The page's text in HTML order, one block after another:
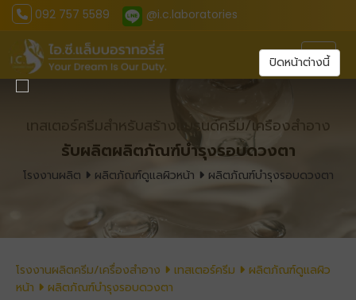
092 757 5589 @i.c.laboratories
เทสเตอร์ครีมสำหรับสร้างแบรนด์ครีม/เครืองสำอาง
รับผลิตผลิตภัณฑ์บำรุงรอบดวงตา
โรงงานผลิต ผลิตภัณฑ์ดูแลผิวหน้า ผลิตภัณฑ์บำรุงรอบดวงตา
โรงงานผลิตครีม/เครื่องสำอาง เทสเตอร์ครีม
ผลิตภัณฑ์ดูแลผิว
หน้า
ผลิตภัณฑ์บำรุงรอบดวงตา
ปิดหน้าต่างนี้